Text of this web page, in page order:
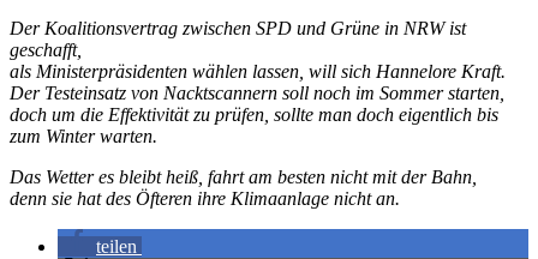
Der Koalitionsvertrag zwischen SPD und Grüne in NRW ist
geschafft,
als Ministerpräsidenten wählen lassen, will sich Hannelore Kraft.
Der Testeinsatz von Nacktscannern soll noch im Sommer starten,
doch um die Effektivität zu prüfen, sollte man doch eigentlich bis
zum Winter warten.
Das Wetter es bleibt heiß, fahrt am besten nicht mit der Bahn,
denn sie hat des Öfteren ihre Klimaanlage nicht an.
teilen